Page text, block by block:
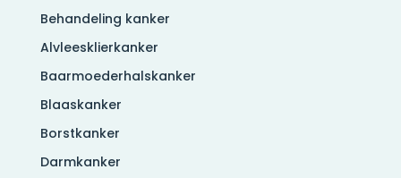
Behandeling kanker
Alvleesklierkanker
Baarmoederhalskanker
Blaaskanker
Borstkanker
Darmkanker